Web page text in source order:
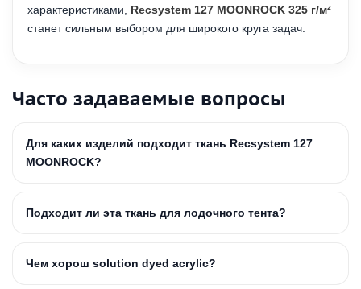
характеристиками, Recsystem 127 MOONROCK 325 г/м²
станет сильным выбором для широкого круга задач.
Часто задаваемые вопросы
Для каких изделий подходит ткань Recsystem 127
MOONROCK?
Подходит ли эта ткань для лодочного тента?
Чем хорош solution dyed acrylic?